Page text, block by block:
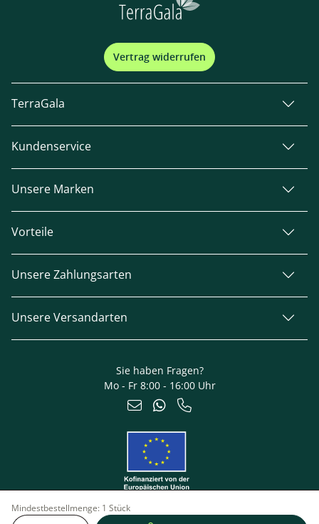
Mindestbestellmenge: 1 Stück
Vertrag widerrufen
TerraGala
Kundenservice
Unsere Marken
Vorteile
Unsere Zahlungsarten
Unsere Versandarten
Sie haben Fragen?
Mo - Fr 8:00 - 16:00 Uhr